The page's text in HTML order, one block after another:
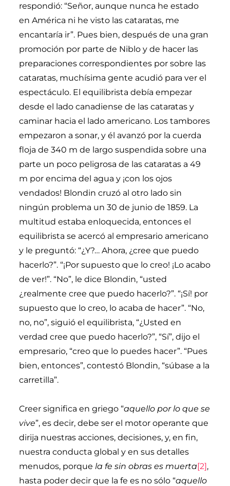
respondió: “Señor, aunque nunca he estado
en América ni he visto las cataratas, me
encantaría ir”. Pues bien, después de una gran
promoción por parte de Niblo y de hacer las
preparaciones correspondientes por sobre las
cataratas, muchísima gente acudió para ver el
espectáculo. El equilibrista debía empezar
desde el lado canadiense de las cataratas y
caminar hacia el lado americano. Los tambores
empezaron a sonar, y él avanzó por la cuerda
floja de 340 m de largo suspendida sobre una
parte un poco peligrosa de las cataratas a 49
m por encima del agua y ¡con los ojos
vendados! Blondin cruzó al otro lado sin
ningún problema un 30 de junio de 1859. La
multitud estaba enloquecida, entonces el
equilibrista se acercó al empresario americano
y le preguntó: “¿Y?… Ahora, ¿cree que puedo
hacerlo?”. “¡Por supuesto que lo creo! ¡Lo acabo
de ver!”. “No”, le dice Blondin, “usted
¿realmente cree que puedo hacerlo?”. “¡Sí! por
supuesto que lo creo, lo acaba de hacer”. “No,
no, no”, siguió el equilibrista, “¿Usted en
verdad cree que puedo hacerlo?”, “Sí”, dijo el
empresario, “creo que lo puedes hacer”. “Pues
bien, entonces”, contestó Blondin, “súbase a la
carretilla”.
Creer significa en griego “aquello por lo que se
vive”, es decir, debe ser el motor operante que
dirija nuestras acciones, decisiones, y, en fin,
nuestra conducta global y en sus detalles
menudos, porque la fe sin obras es muerta[2],
hasta poder decir que la fe es no sólo “aquello